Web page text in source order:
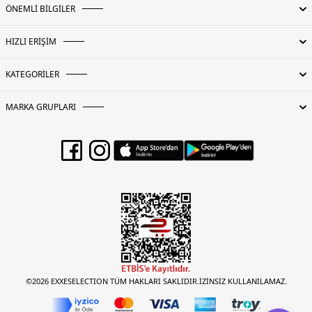
ÖNEMLİ BİLGİLER
HIZLI ERİŞİM
KATEGORİLER
MARKA GRUPLARI
©2026 EXXESELECTION TÜM HAKLARI SAKLIDIR.İZİNSİZ KULLANILAMAZ.